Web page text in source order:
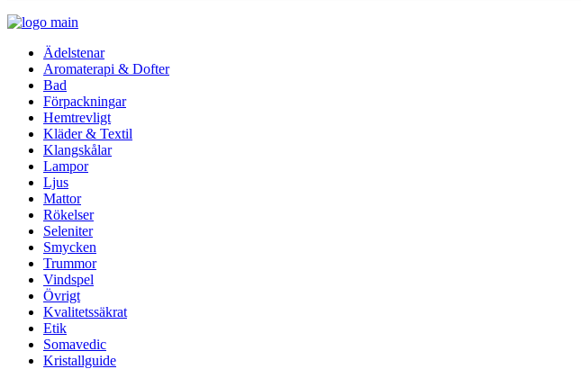
Ädelstenar
Aromaterapi & Dofter
Bad
Förpackningar
Hemtrevligt
Kläder & Textil
Klangskålar
Lampor
Ljus
Mattor
Rökelser
Seleniter
Smycken
Trummor
Vindspel
Övrigt
Kvalitetssäkrat
Etik
Somavedic
Kristallguide